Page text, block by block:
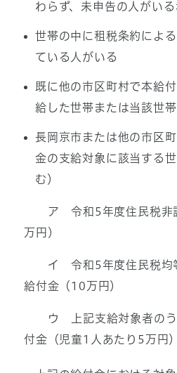
わらず、未申告の人がい
世帯の中に租税条約によ
ている人がいる
既に他の市区町村で本給
給した世帯または当該世
長岡京市または他の市区
金の支給対象に該当する
む）
ア 令和5年度住民税非課
万円）
イ 令和5年度住民税均等
給付金（10万円）
ウ 上記支給対象者のう
付金（児童1人あたり5万円）